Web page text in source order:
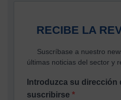
RECIBE LA
Suscríbase a nuestro
últimas noticias del sector y
Introduzca su dirección
suscribirse